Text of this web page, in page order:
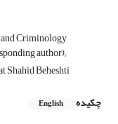
Criminology
author);
Shahid Beheshti
چکیده
English